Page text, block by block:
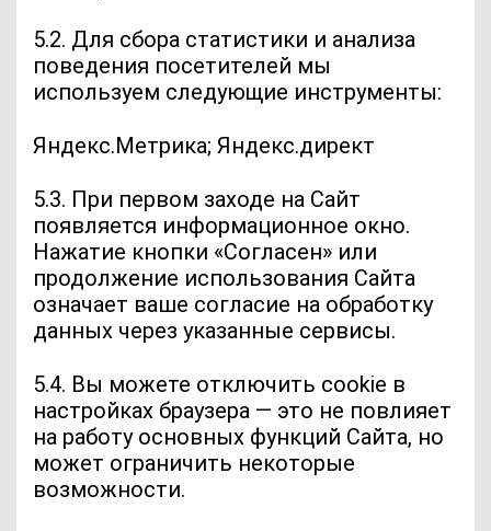
5.2. Для сбора статистики и анализа
поведения посетителей мы
используем следующие инструменты:
Яндекс.Метрика; Яндекс.директ
5.3. При первом заходе на Сайт
появляется информационное окно.
Нажатие кнопки «Согласен» или
продолжение использования Сайта
означает ваше согласие на обработку
данных через указанные сервисы.
5.4. Вы можете отключить cookie в
настройках браузера — это не повлияет
на работу основных функций Сайта, но
может ограничить некоторые
возможности.